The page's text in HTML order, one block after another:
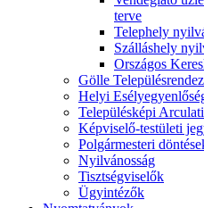
terve
Telephely
Szálláshely
Országos
Gölle
Helyi
Településképi
Képviselő-testületi
Polgármesteri
Nyilvánosság
Tisztségviselők
Ügyintézők